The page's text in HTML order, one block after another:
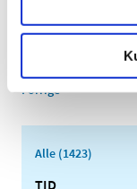
|4. august 2021|
Forrige
Alle (1423)
TID